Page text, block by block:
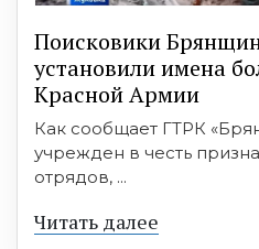
Поисковики
установили имена
Красной Армии
Как сообщает ГТРК
учрежден в честь
отрядов, ...
Читать далее